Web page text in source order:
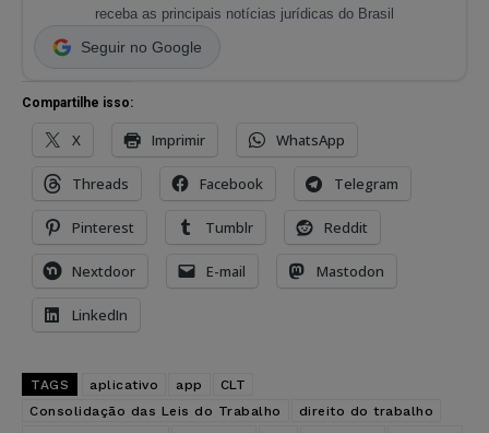
receba as principais notícias jurídicas do Brasil
Seguir no Google
Compartilhe isso:
X Imprimir WhatsApp
Threads Facebook Telegram
Pinterest Tumblr Reddit
Nextdoor E-mail Mastodon
LinkedIn
TAGS aplicativo app
CLT
Consolidação das Leis do Trabalho
direito do trabalho